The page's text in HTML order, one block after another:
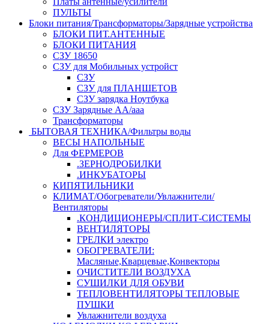
ПУЛЬТЫ
Блоки питания/Трансформаторы/Зарядные устройства
БЛОКИ ПИТ.АНТЕННЫЕ
БЛОКИ ПИТАНИЯ
СЗУ 18650
СЗУ для Мобильных устройст
СЗУ
СЗУ для ПЛАНШЕТОВ
СЗУ зарядка Ноутбука
СЗУ Зарядные АА/ааа
Трансформаторы
БЫТОВАЯ ТЕХНИКА/Фильтры воды
ВЕСЫ НАПОЛЬНЫЕ
Для ФЕРМЕРОВ
.ЗЕРНОДРОБИЛКИ
.ИНКУБАТОРЫ
КИПЯТИЛЬНИКИ
КЛИМАТ/Обогреватели/Увлажнители/
Вентиляторы
.КОНДИЦИОНЕРЫ/СПЛИТ-СИСТЕМЫ
ВЕНТИЛЯТОРЫ
ГРЕЛКИ электро
ОБОГРЕВАТЕЛИ:
Масляные,Кварцевые,Конвекторы
ОЧИСТИТЕЛИ ВОЗДУХА
СУШИЛКИ ДЛЯ ОБУВИ
ТЕПЛОВЕНТИЛЯТОРЫ ТЕПЛОВЫЕ
ПУШКИ
Увлажнители воздуха